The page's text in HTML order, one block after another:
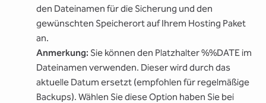
den Dateinamen für die Sicherung und den
gewünschten Speicherort auf Ihrem Hosting Paket
an.
Anmerkung: Sie können den Platzhalter %%DATE im
Dateinamen verwenden. Dieser wird durch das
aktuelle Datum ersetzt (empfohlen für regelmäßige
Backups). Wählen Sie diese Option haben Sie bei